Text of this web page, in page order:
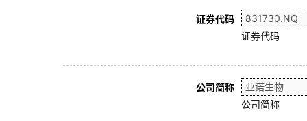
证券代码
证券代码
公司简称
公司简称